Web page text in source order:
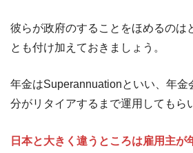
彼らが政府のすることをほめるのは
とも付け加えておきましょう。
年金はSuperannuationといい、年金
分がリタイアするまで運用してもら
日本と大きく違うところは雇用主が